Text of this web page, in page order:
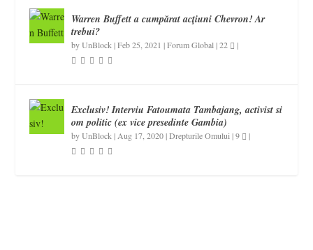
Warren Buffett a cumpărat acțiuni Chevron! Ar
trebui?
byUnBlock |Feb 25, 2021 |Forum Global |22 |
Exclusiv! Interviu Fatoumata Tambajang, activist si
om politic (ex vice presedinte Gambia)
byUnBlock | Aug 17, 2020|Drepturile Omului |9 |